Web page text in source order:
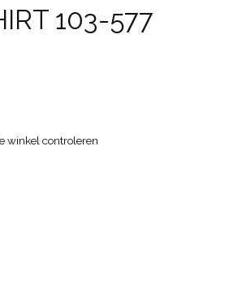
103-577
winkel controleren